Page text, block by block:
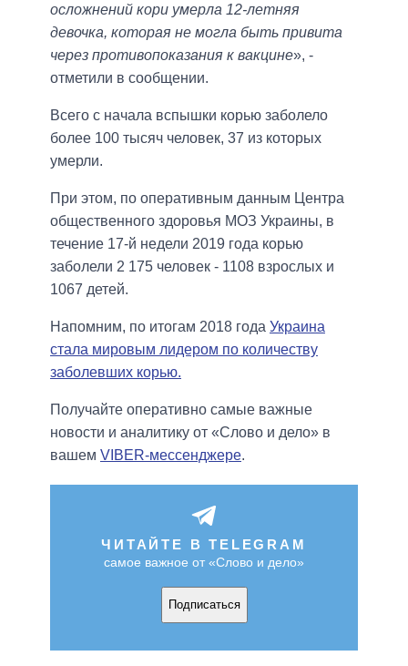
осложнений кори умерла 12-летняя
девочка, которая не могла быть привита
через противопоказания к вакцине», -
отметили в сообщении.
Всего с начала вспышки корью заболело
более 100 тысяч человек, 37 из которых
умерли.
При этом, по оперативным данным Центра
общественного здоровья МОЗ Украины, в
течение 17-й недели 2019 года корью
заболели 2 175 человек - 1108 взрослых и
1067 детей.
Напомним, по итогам 2018 года Украина
стала мировым лидером по количеству
заболевших корью.
Получайте оперативно самые важные
новости и аналитику от «Слово и дело» в
вашем VIBER-мессенджере.
ЧИТАЙТЕ В TELEGRAM
самое важное от «Слово и дело»
Подписаться